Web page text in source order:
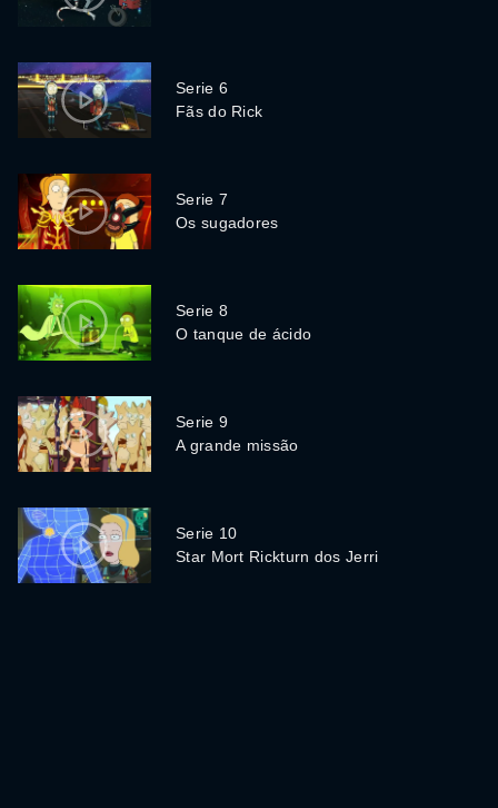
Serie 6
Fãs do Rick
Serie 7
Os sugadores
Serie 8
O tanque de ácido
Serie 9
A grande missão
Serie 10
Star Mort Rickturn dos Jerri